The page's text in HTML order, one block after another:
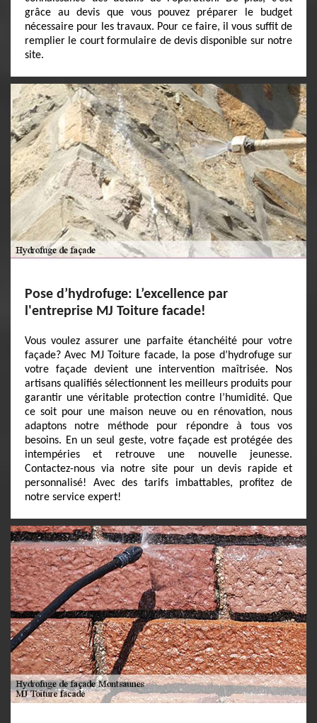
grâce au devis que vous pouvez préparer le budget
nécessaire pour les travaux. Pour ce faire, il vous suffit de
remplier le court formulaire de devis disponible sur notre
site.
Pose d’hydrofuge: L’excellence par
l'entreprise MJ Toiture facade!
Vous voulez assurer une parfaite étanchéité pour votre
façade? Avec MJ Toiture facade, la pose d’hydrofuge sur
votre façade devient une intervention maîtrisée. Nos
artisans qualifiés sélectionnent les meilleurs produits pour
garantir une véritable protection contre l’humidité. Que
ce soit pour une maison neuve ou en rénovation, nous
adaptons notre méthode pour répondre à tous vos
besoins. En un seul geste, votre façade est protégée des
intempéries et retrouve une nouvelle jeunesse.
Contactez-nous via notre site pour un devis rapide et
personnalisé! Avec des tarifs imbattables, profitez de
notre service expert!